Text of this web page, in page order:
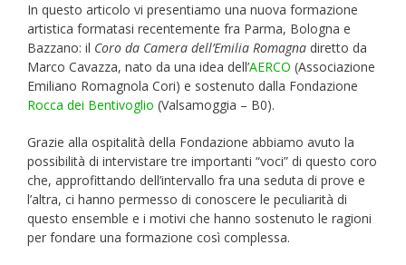
In questo articolo vi presentiamo una nuova formazione
artistica formatasi recentemente fra Parma, Bologna e
Bazzano: il Coro da Camera dell’Emilia Romagna diretto da
Marco Cavazza, nato da una idea dell’AERCO (Associazione
Emiliano Romagnola Cori) e sostenuto dalla Fondazione
Rocca dei Bentivoglio (Valsamoggia – B0).
Grazie alla ospitalità della Fondazione abbiamo avuto la
possibilità di intervistare tre importanti “voci” di questo coro
che, approfittando dell’intervallo fra una seduta di prove e
l’altra, ci hanno permesso di conoscere le peculiarità di
questo ensemble e i motivi che hanno sostenuto le ragioni
per fondare una formazione così complessa.